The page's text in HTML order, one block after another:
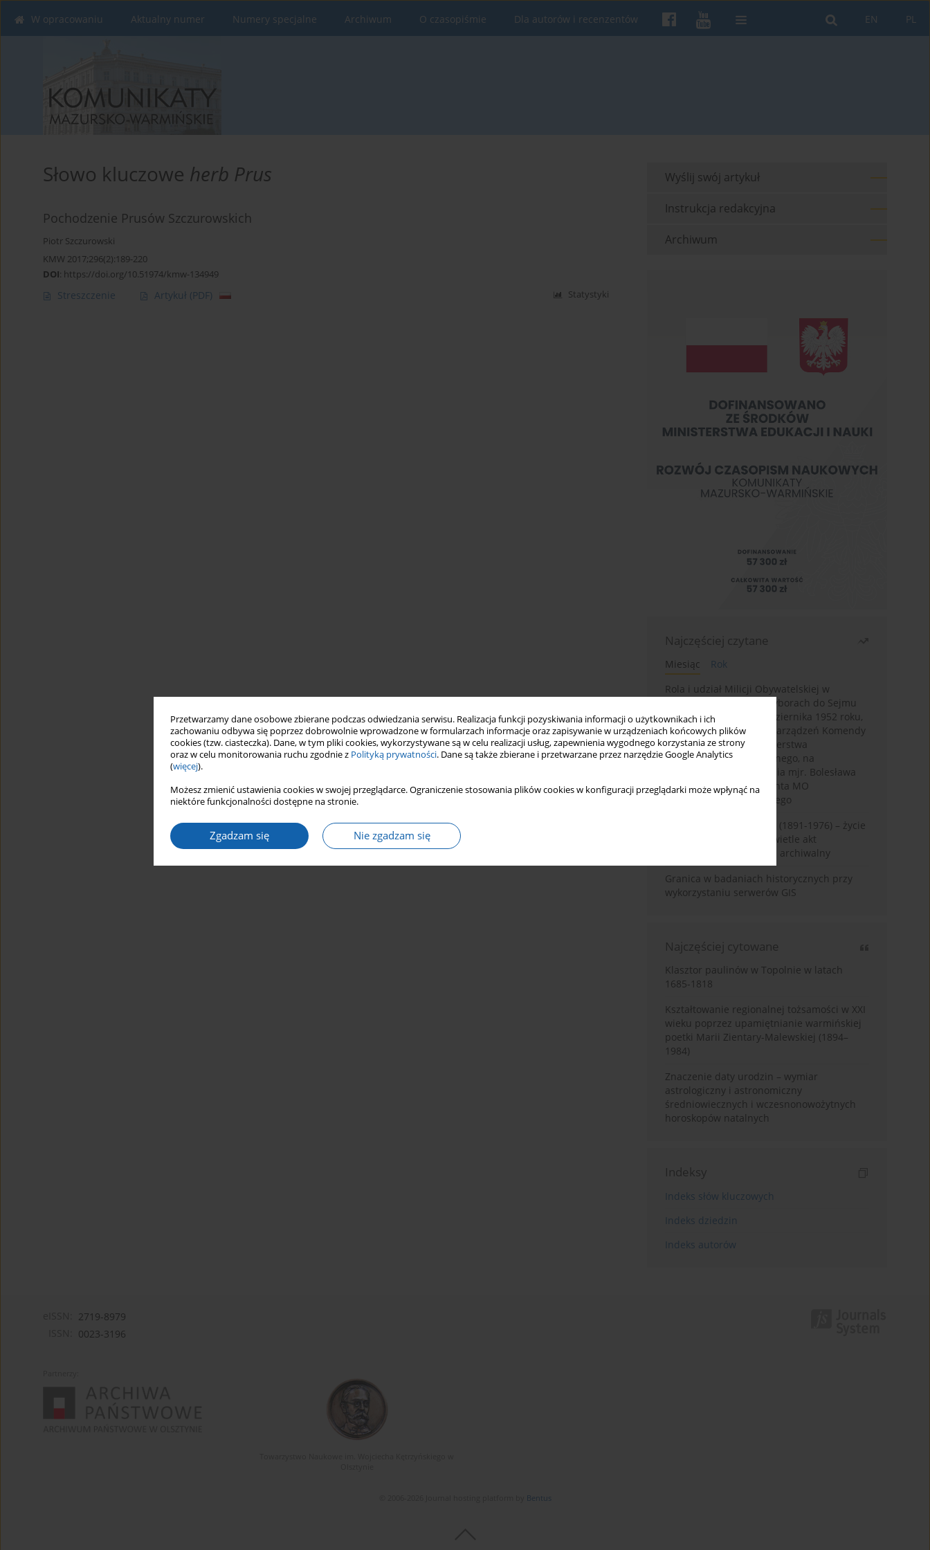
Przetwarzamy dane osobowe zbierane podczas odwiedzania serwisu. Realizacja funkcji pozyskiwania informacji o użytkownikach i ich
zachowaniu odbywa się poprzez dobrowolnie wprowadzone w formularzach informacje oraz zapisywanie w urządzeniach końcowych plików
cookies (tzw. ciasteczka). Dane, w tym pliki cookies, wykorzystywane są w celu realizacji usług, zapewnienia wygodnego korzystania ze strony
oraz w celu monitorowania ruchu zgodnie z Polityką prywatności. Dane są także zbierane i przetwarzane przez narzędzie Google Analytics
(więcej).
Możesz zmienić ustawienia cookies w swojej przeglądarce. Ograniczenie stosowania plików cookies w konfiguracji przeglądarki może wpłynąć na
niektóre funkcjonalności dostępne na stronie.
Zgadzam się Nie zgadzam się
PL
EN
W opracowaniu Aktualny numer Numery specjalne Archiwum O czasopiśmie Dla autorów i recenzentów
Słowo kluczowe herb Prus
Pochodzenie Prusów Szczurowskich
Piotr Szczurowski
KMW 2017;296(2):189-220
DOI: https://doi.org/10.51974/kmw-134949
Streszczenie Artykuł (PDF) Statystyki
Wyślij swój artykuł
Instrukcja redakcyjna
Archiwum
Najczęściej czytane
Miesiąc
Rok
Rola i udział Milicji Obywatelskiej w
kampanii wyborczej i wyborach do Sejmu
PRL I kadencji z 26 października 1952 roku,
w świetle wytycznych i zarządzeń Komendy
Głównej MO oraz Ministerstwa
Bezpieczeństwa Publicznego, na
przykładzie sprawozdania mjr. Bolesława
Wyszyńskiego komendanta MO
województwa olsztyńskiego
Zygmunt Tadeusz Robel (1891-1976) – życie
i kariera zawodowa w świetle akt
osobowych. Rekonesans archiwalny
Granica w badaniach historycznych przy
wykorzystaniu serwerów GIS
Najczęściej cytowane
Klasztor paulinów w Topolnie w latach
1685-1818
Kształtowanie regionalnej tożsamości w XXI
wieku poprzez upamiętnianie warmińskiej
poetki Marii Zientary-Malewskiej (1894–
1984)
Znaczenie daty urodzin – wymiar
astrologiczny i astronomiczny
średniowiecznych i wczesnonowożytnych
horoskopów natalnych
Indeksy
Indeks słów kluczowych
Indeks dziedzin
Indeks autorów
2719-8979
0023-3196
Bentus